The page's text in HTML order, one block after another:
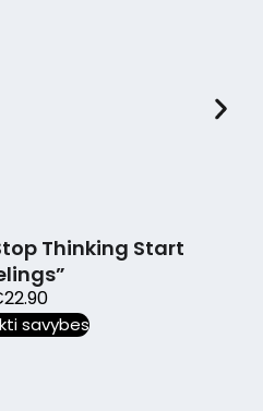
Thinking Start
22.90
savybes